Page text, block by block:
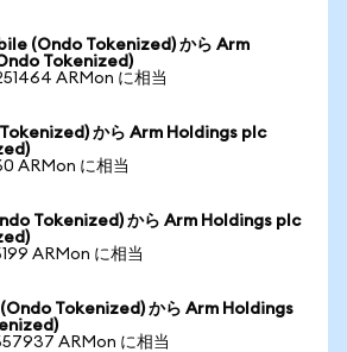
(Ondo Tokenized) から Arm
Tokenized)
ARMon に相当
から Arm Holdings plc
ARMon に相当
Tokenized) から Arm Holdings plc
ARMon に相当
Tokenized) から Arm Holdings
ARMon に相当